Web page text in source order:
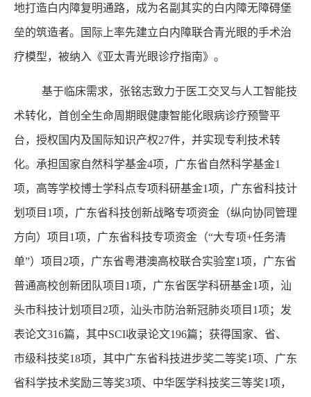
地打造白内障复明通路，成为名副其实的白内障无障碍堡
垒的筑造者。国际上率先建立白内障联合青光眼的手术治
疗模型，被纳入《亚太青光眼诊疗指南》。
基于临床需求，张铭志致力于医工交叉与人工智能技
术转化，首创全生命周期眼健康智能化眼病诊疗预警平
台，授权国内及国际知识产权27件，并实现专利技术转
化。承担国家自然科学基金4项，广东省自然科学基金1
项，高等学校博士学科点专项科研基金1项，广东省科技计
划项目1项，广东省科技创新战略专项资金（纵向协同管理
方向）项目1项，广东省科技专项资金（“大专项+任务清
单”）项目2项，广东省粤港澳高校联合实验室1项，广东省
普通高校创新团队项目1项，广东省医学科研基金1项，汕
头市科技计划项目2项，汕头市防治新冠肺炎项目1项；发
表论文316篇，其中SCI收录论文196篇；获得国家、省、
市级科技奖18项，其中广东省科技进步奖二等奖1项、广东
省科学技术奖励三等奖3项、中华医学科技奖三等奖1项，